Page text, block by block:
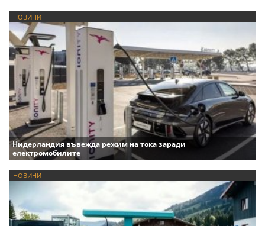
НОВИНИ
Нидерландия въвежда режим на тока заради
електромобилите
НОВИНИ